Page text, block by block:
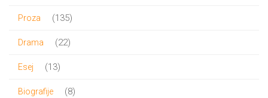
Proza 135135
Drama 2222
Esej 1313
Biografije 88